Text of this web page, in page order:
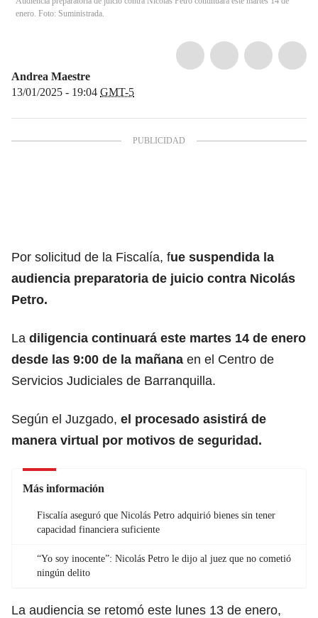
enero. Foto: Suministrada.
Andrea Maestre
13/01/2025 - 19:04 GMT-5
Por solicitud de la Fiscalía, fue suspendida la
audiencia preparatoria de juicio contra Nicolás
Petro.
La diligencia continuará este martes 14 de enero
desde las 9:00 de la mañana en el Centro de
Servicios Judiciales de Barranquilla.
Según el Juzgado, el procesado asistirá de
manera virtual por motivos de seguridad.
Más información
Fiscalía aseguró que Nicolás Petro adquirió bienes sin tener
capacidad financiera suficiente
“Yo soy inocente”: Nicolás Petro le dijo al juez que no cometió
ningún delito
La audiencia se retomó este lunes 13 de enero,